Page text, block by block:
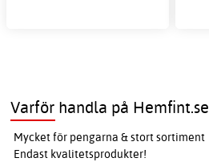
Varför handla på Hemfint.se
Mycket för pengarna & stort sortiment
Endast kvalitetsprodukter!